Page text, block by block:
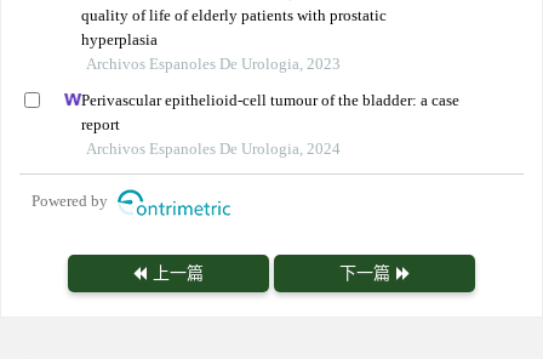
quality of life of elderly patients with prostatic
hyperplasia
Archivos Espanoles De Urologia, 2023
Perivascular epithelioid-cell tumour of the bladder: a case
report
Archivos Espanoles De Urologia, 2024
Powered by
上一篇 下一篇